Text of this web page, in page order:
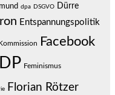
dpa DSGVO Dürre
Entspannungspolitik
Facebook
Feminismus
Florian Rötzer